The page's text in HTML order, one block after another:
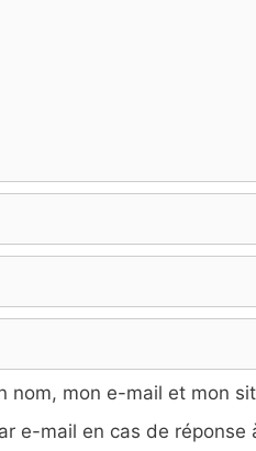
nom, mon e-mail et mon
e-mail en cas de réponse